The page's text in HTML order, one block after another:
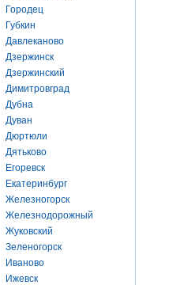
Городец
Губкин
Давлеканово
Дзержинск
Дзержинский
Димитровград
Дубна
Дуван
Дюртюли
Дятьково
Егоревск
Екатеринбург
Железногорск
Железнодорожный
Жуковский
Зеленогорск
Иваново
Ижевск